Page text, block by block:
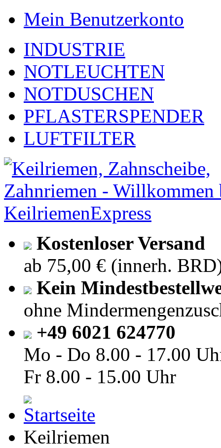
Mein Benutzerkonto
INDUSTRIE
NOTLEUCHTEN
NOTDUSCHEN
PFLASTERSPENDER
LUFTFILTER
Kostenloser Versand
ab 75,00 € (innerh.
Kein
ohne
+49 6021 624770
Mo - Do 8.00 - 17.00
Fr 8.00 - 15.00 Uhr
Keilriemen